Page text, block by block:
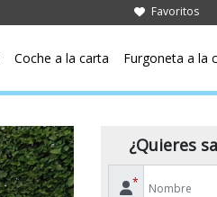
Favoritos
Coche a la carta Furgoneta a la
¿Quieres
*